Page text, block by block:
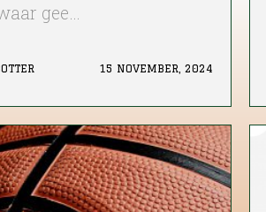
gee…
15 NOVEMBER, 2024